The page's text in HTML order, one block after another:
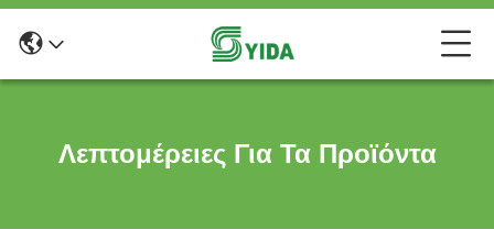
Λεπτομέρειες Για Τα Προϊόντα